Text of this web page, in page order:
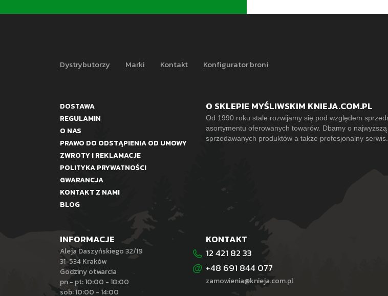
Dystrybutorzy Marki Kontakt Konfigurator broni
DOSTAWA
REGULAMIN
O NAS
PRAWO DO ODSTĄPIENIA OD UMOWY
ZWROTY I REKLAMACJE
POLITYKA PRYWATNOŚCI
GWARANCJA
KONTAKT Z NAMI
BLOG
O SKLEPIE MYŚLIWSKIM KNIEJA.COM.PL
Od 1990 roku stale rozwijamy się pod względem
asortymentu oferowanych towarów. Dbamy o
sprzedawanych produktów a także profesjonalny serwis.
INFORMACJE
Aleja Daszyńskiego 32/19
31-534 Kraków
Godziny otwarcia
pn - pt: 10:00 - 18:00
sob: 10:00 - 14:00
KONTAKT
12 421 82 33
+48 691 844 077
zamowienia@knieja.com.pl